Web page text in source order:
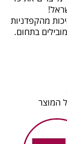
מהקפדניות
בתחום.
המוצר